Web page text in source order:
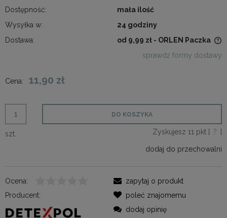
Dostępność:
mała ilość
Wysyłka w:
24 godziny
Dostawa:
od 9,99 zł - ORLEN Paczka
sprawdź formy dostawy
Cena: 11,90 zł
szt.
DO KOSZYKA
Zyskujesz 11 pkt [ ? ]
dodaj do przechowalni
Ocena:
Producent:
zapytaj o produkt
poleć znajomemu
dodaj opinię